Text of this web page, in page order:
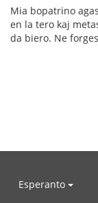
Mia bopatrino
en la tero kaj
da biero. Ne
Esperanto